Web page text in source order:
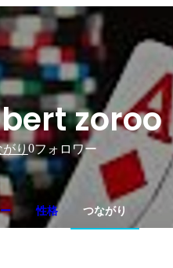
zoroo
り 0フォロワー
性格 つながり